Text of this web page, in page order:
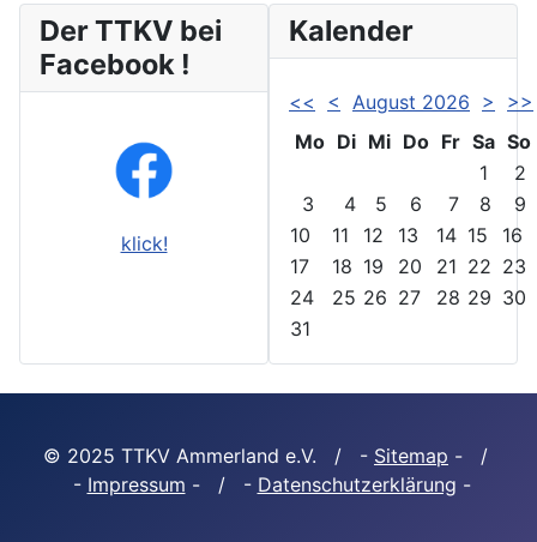
Der TTKV bei
Facebook !
klick!
Kalender
<< < August 2026 >
>>
Mo Di Mi Do Fr Sa So
1
2
3
4 5 6 7 8
9
10
11 12 13 14 15
16
17
18 19 20 21 22 23
24
25 26 27 28 29 30
31
© 2025 TTKV Ammerland e.V. / - Sitemap - /
- Impressum - / - Datenschutzerklärung -